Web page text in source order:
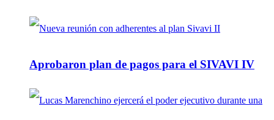
Aprobaron plan de pagos para el SIVAVI IV